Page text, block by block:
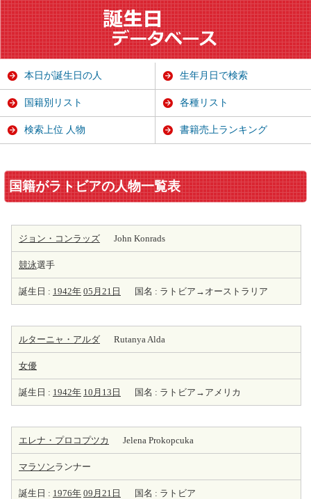
国籍がラトビアの人物一覧表
ジョン・コンラッズ John Konrads
競泳選手
誕生日 : 1942年 05月21日 国名 : ラトビア→オーストラリア
ルターニャ・アルダ Rutanya Alda
女優
誕生日 : 1942年 10月13日 国名 : ラトビア→アメリカ
エレナ・プロコプツカ Jelena Prokopcuka
マラソンランナー
誕生日 : 1976年 09月21日 国名 : ラトビア
本日が誕生日の人 生年月日で検索
国籍別リスト 各種リスト
検索上位 人物 書籍売上ランキング